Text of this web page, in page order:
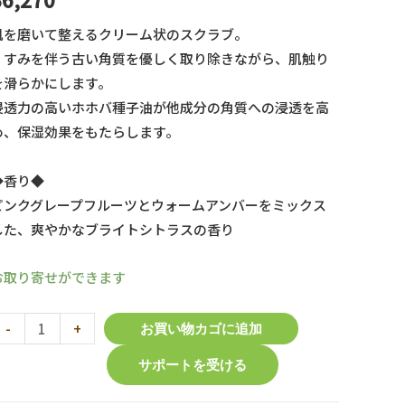
を磨いて整えるクリーム状のスクラブ。
すみを伴う古い角質を優しく取り除きながら、肌触り
らかにします。
透力の高いホホバ種子油が他成分の角質への浸透を高
保湿効果をもたらします。
り◆
ンクグレープフルーツとウォームアンバーをミックス
た、爽やかなブライトシトラスの香り
取り寄せができます
- +
お買い物カゴに追加
サポートを受ける